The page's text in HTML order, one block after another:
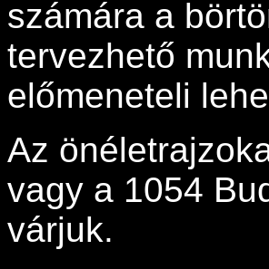
számára a
tervezhető
előmeneteli
Az
vagy a 1054
várjuk.